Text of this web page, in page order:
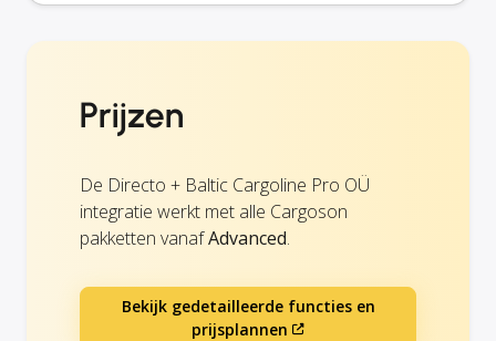
Prijzen
De Directo + Baltic Cargoline Pro OÜ
integratie werkt met alle Cargoson
pakketten vanafAdvanced.
Bekijk gedetailleerde functies en
prijsplannen